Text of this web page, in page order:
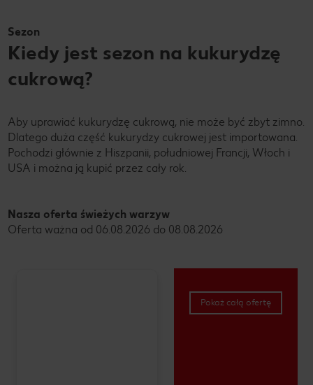
Sezon
Kiedy jest sezon na kukurydzę
cukrową?
Aby uprawiać kukurydzę cukrową, nie może być zbyt zimno.
Dlatego duża część kukurydzy cukrowej jest importowana.
Pochodzi głównie z Hiszpanii, południowej Francji, Włoch i
USA i można ją kupić przez cały rok.
Nasza oferta świeżych warzyw
Oferta ważna od 06.08.2026 do 08.08.2026
Pokaż całą ofertę